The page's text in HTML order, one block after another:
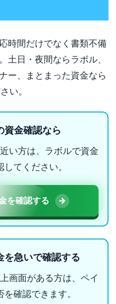
時間だけでなく書類不備
土日・夜間ならラボル、
ー、まとまった資金なら
い。
資金確認なら
い方は、ラボルで資金
てください。
を確認する
を急いで確認する
画面がある方は、ペイ
を確認できます。